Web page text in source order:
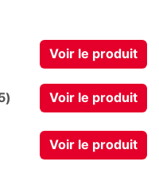
Voir le produit
Voir le produit
Voir le produit